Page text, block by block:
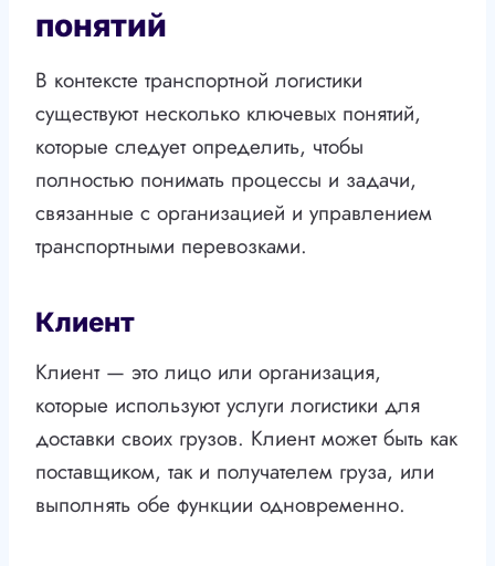
понятий
В контексте транспортной логистики
существуют несколько ключевых понятий,
которые следует определить, чтобы
полностью понимать процессы и задачи,
связанные с организацией и управлением
транспортными перевозками.
Клиент
Клиент — это лицо или организация,
которые используют услуги логистики для
доставки своих грузов. Клиент может быть как
поставщиком, так и получателем груза, или
выполнять обе функции одновременно.